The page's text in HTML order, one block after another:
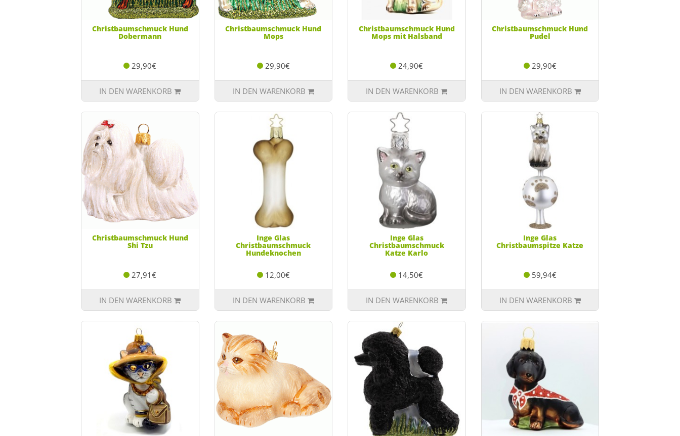
Christbaumschmuck Hund
Dobermann
29,90€
IN DEN WARENKORB
Christbaumschmuck Hund
Mops
29,90€
IN DEN WARENKORB
Christbaumschmuck Hund
Mops mit Halsband
24,90€
IN DEN WARENKORB
Christbaumschmuck Hund
Pudel
29,90€
IN DEN WARENKORB
Christbaumschmuck Hund
Shi Tzu
27,91€
IN DEN WARENKORB
Inge Glas
Christbaumschmuck
Hundeknochen
12,00€
IN DEN WARENKORB
Inge Glas
Christbaumschmuck
Katze Karlo
14,50€
IN DEN WARENKORB
Inge Glas
Christbaumspitze Katze
59,94€
IN DEN WARENKORB